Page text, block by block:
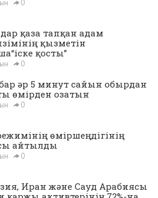
0
қаза тапқан адам
қызметін
қосты”
0
әр 5 минут сайын обырдан
өмірден озатын
0
өміршеңдігінің
айтылды
0
Иран және Сауд Арабиясы